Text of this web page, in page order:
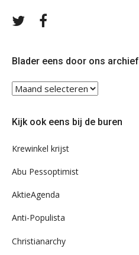
Volg
Blader eens door ons archief
Blader
eens
ons
Kijk ook eens bij de buren
Krewinkel krijst
Abu Pessoptimist
AktieAgenda
Anti-Populista
Christianarchy